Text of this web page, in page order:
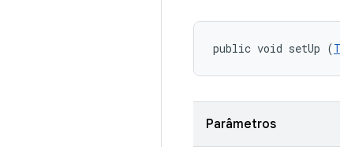
public void setUp (
Parâmetros